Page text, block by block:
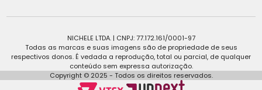
NICHELE LTDA. | CNPJ: 77.172.161/0001-97
Todas as marcas e suas imagens são de propriedade de seus
respectivos donos. É vedada a reprodução, total ou parcial, de qualquer
conteúdo sem expressa autorização.
Copyright © 2025 - Todos os direitos reservados.